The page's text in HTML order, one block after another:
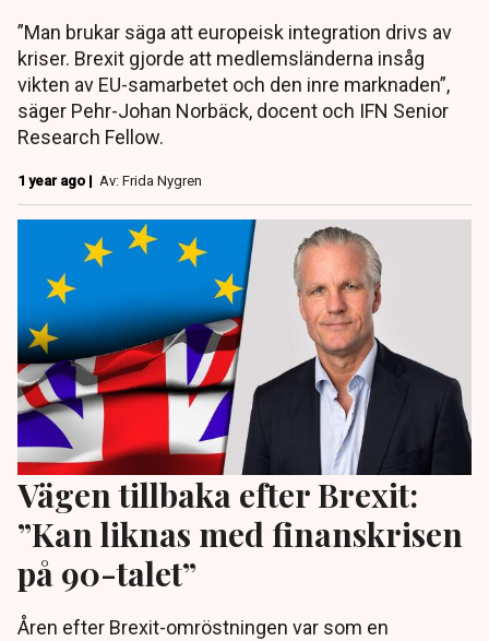
”Man brukar säga att europeisk integration drivs av
kriser. Brexit gjorde att medlemsländerna insåg
vikten av EU-samarbetet och den inre marknaden”,
säger Pehr-Johan Norbäck, docent och IFN Senior
Research Fellow.
1 year ago | Av: Frida Nygren
Vägen tillbaka efter Brexit:
”Kan liknas med finanskrisen
på 90-talet”
Åren efter Brexit-omröstningen var som en